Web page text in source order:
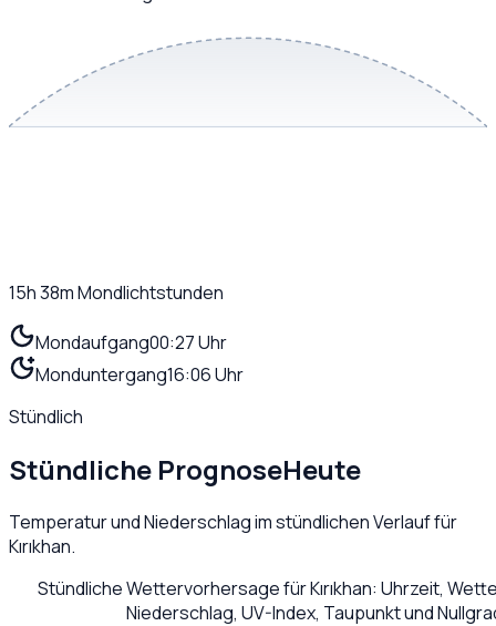
15h 38mMondlichtstunden
Mondaufgang00:27 Uhr
Monduntergang16:06 Uhr
Stündlich
Stündliche PrognoseHeute
Temperatur und Niederschlag im stündlichen Verlauf für
Kırıkhan.
Stündliche Wettervorhersage fürKırıkhan: Uhrzeit,
Niederschlag, UV-Index, Taupunkt und